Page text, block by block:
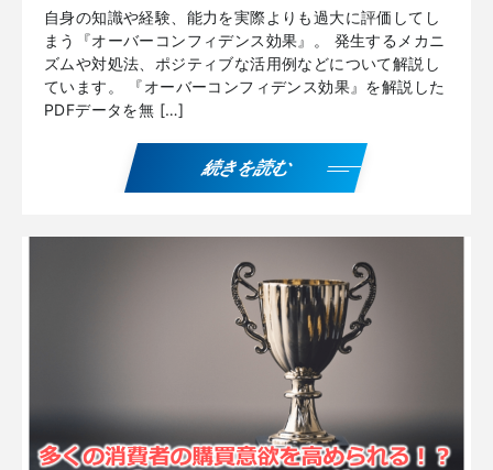
自身の知識や経験、能力を実際よりも過大に評価してし
まう『オーバーコンフィデンス効果』。 発生するメカニ
ズムや対処法、ポジティブな活用例などについて解説し
ています。 『オーバーコンフィデンス効果』を解説した
PDFデータを無 […]
続きを読む